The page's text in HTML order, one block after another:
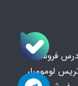
فروشگاه
لومومبا،